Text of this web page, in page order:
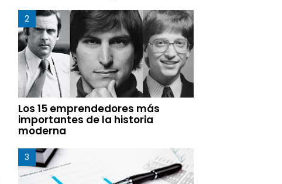
Los 15 emprendedores más
importantes de la historia
moderna